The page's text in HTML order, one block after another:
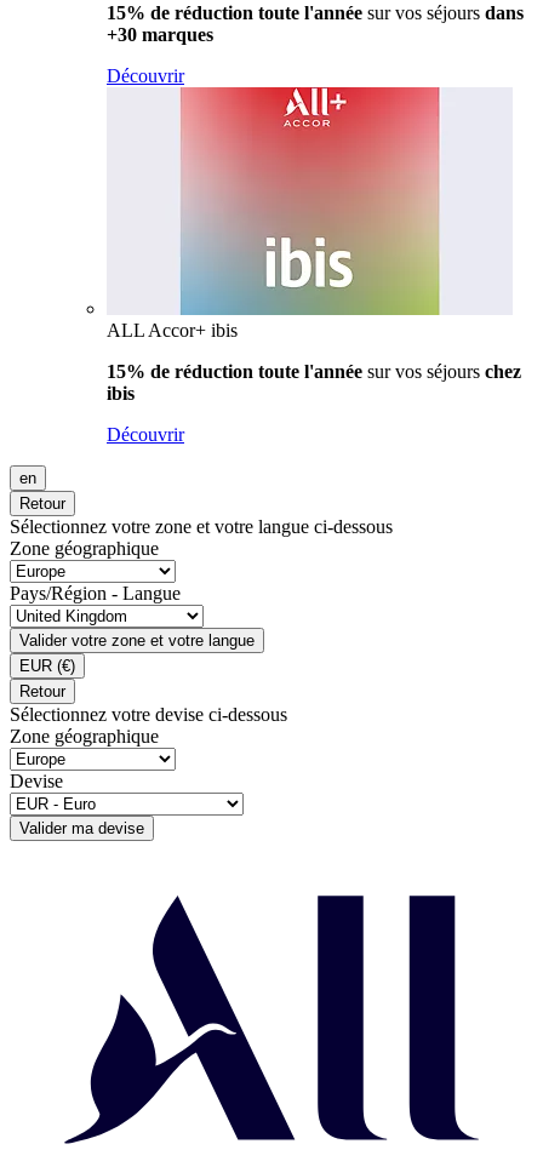
15% de réduction toute l'année sur vos séjours dans
+30 marques
Découvrir
ALL Accor+ ibis
15% de réduction toute l'année sur vos séjours chez
ibis
Découvrir
en
Retour
Sélectionnez votre zone et votre langue ci-dessous
Zone géographique
Pays/Région - Langue
Valider votre zone et votre langue
EUR (€)
Retour
Sélectionnez votre devise ci-dessous
Zone géographique
Devise
Valider ma devise